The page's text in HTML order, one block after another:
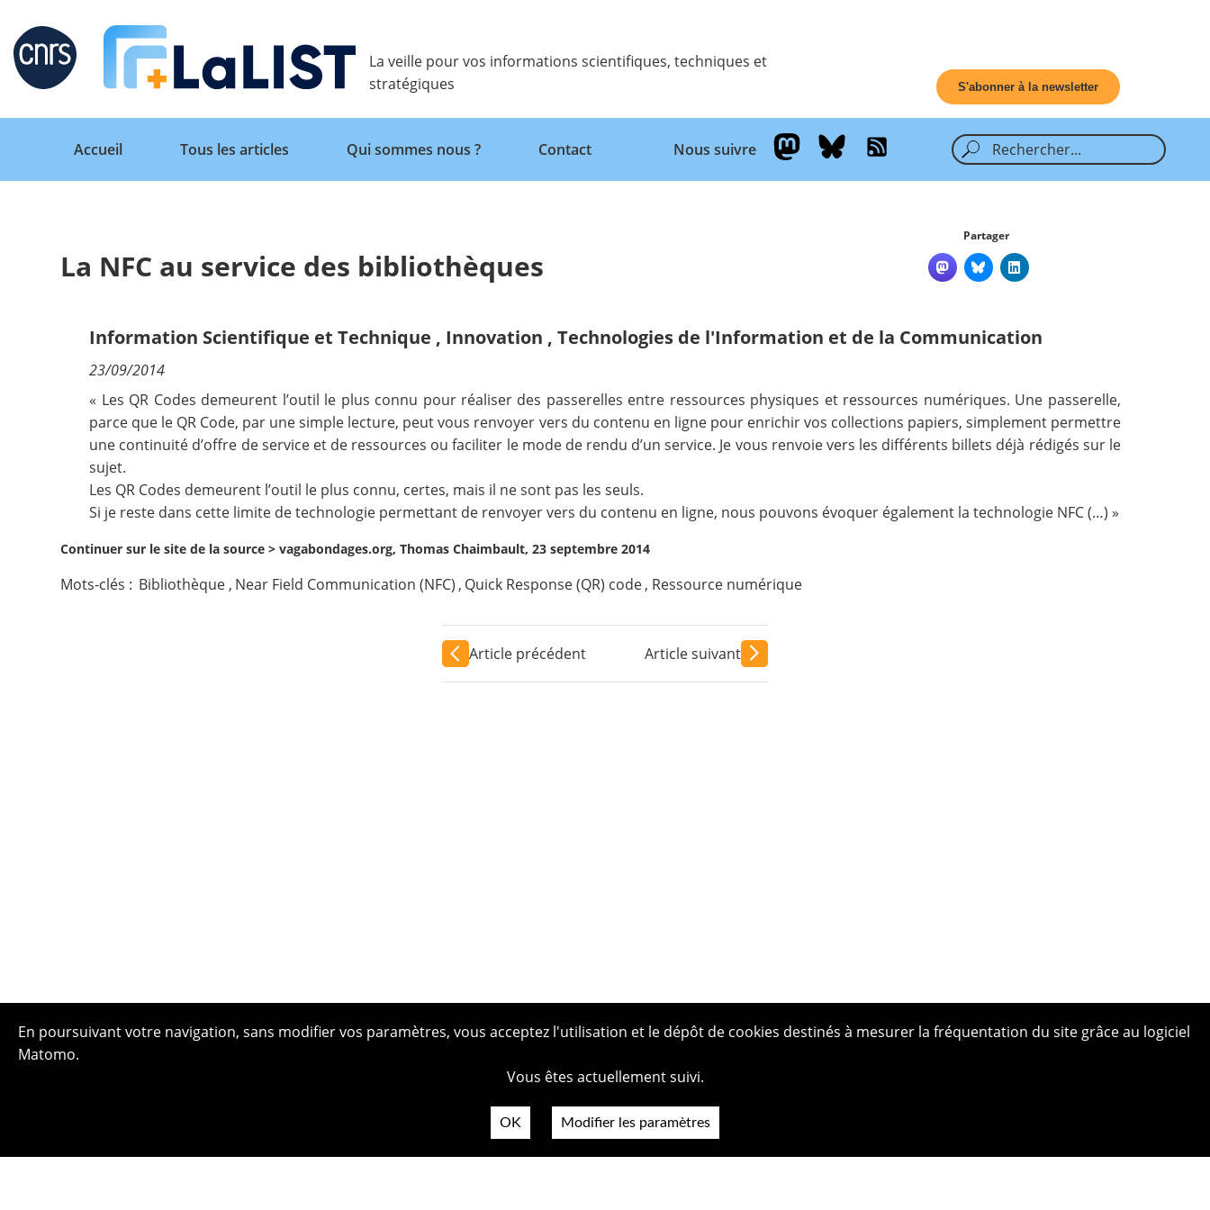
Retour
Accueil
Qui sommes nous ?
Nous suivre
La veille pour vos informations scientifiques, techniques et
stratégiques
S'abonner à la newsletter
Retour
Accueil
Tous les articles Qui sommes nous ? Contact Nous suivre
La NFC au service des bibliothèques
Partager
Information Scientifique et Technique , Innovation ,Technologies de l'Information et de la Communication
23/09/2014
« Les QR Codes demeurent l’outil le plus connu pour réaliser des passerelles entre ressources physiques et ressources numériques. Une passerelle,
parce que le QR Code, par une simple lecture, peut vous renvoyer vers du contenu en ligne pour enrichir vos collections papiers, simplement permettre
une continuité d’offre de service et de ressources ou faciliter le mode de rendu d’un service. Je vous renvoie vers les différents billets déjà rédigés sur le
sujet.
Les QR Codes demeurent l’outil le plus connu, certes, mais il ne sont pas les seuls.
Si je reste dans cette limite de technologie permettant de renvoyer vers du contenu en ligne, nous pouvons évoquer également la technologie NFC (…) »
Continuer sur le site de la source >vagabondages.org, Thomas Chaimbault, 23 septembre 2014
Mots-clés : Bibliothèque , Near Field Communication (NFC) , Quick Response (QR) code, Ressource numérique
Article précédent Article suivant
En poursuivant votre navigation, sans modifier vos paramètres, vous acceptez l'utilisation et le dépôt de cookies destinés à mesurer la fréquentation du site grâce au logiciel
Matomo.
Vous êtes actuellement suivi.
OK Modifier les paramètres